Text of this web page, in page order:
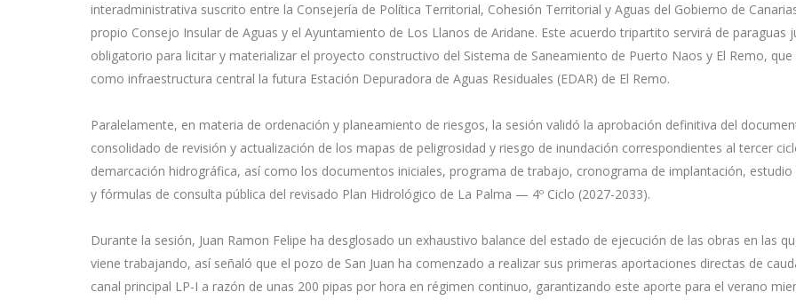
interadministrativa suscrito entre la Consejería de Política Territorial, Cohesión Territorial y Aguas del Gobierno de
propio Consejo Insular de Aguas y el Ayuntamiento de Los Llanos de Aridane. Este acuerdo tripartito servirá de paraguas
obligatorio para licitar y materializar el proyecto constructivo del Sistema de Saneamiento de Puerto Naos y El Remo, que
como infraestructura central la futura Estación Depuradora de Aguas Residuales (EDAR) de El Remo.
Paralelamente, en materia de ordenación y planeamiento de riesgos, la sesión validó la aprobación definitiva del
consolidado de revisión y actualización de los mapas de peligrosidad y riesgo de inundación correspondientes al tercer
demarcación hidrográfica, así como los documentos iniciales, programa de trabajo, cronograma de implantación, estudio
y fórmulas de consulta pública del revisado Plan Hidrológico de La Palma — 4º Ciclo (2027-2033).
Durante la sesión, Juan Ramon Felipe ha desglosado un exhaustivo balance del estado de ejecución de las obras en las
viene trabajando, así señaló que el pozo de San Juan ha comenzado a realizar sus primeras aportaciones directas de
canal principal LP-I a razón de unas 200 pipas por hora en régimen continuo, garantizando este aporte para el verano